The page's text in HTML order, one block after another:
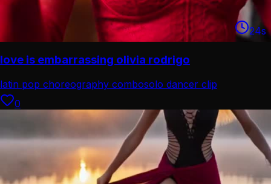
24s
love is embarrassing olivia rodrigo
latin pop choreography combosolo dancer clip
0